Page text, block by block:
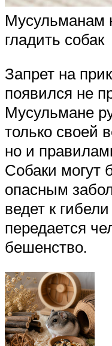
Мусульманам
гладить собак
Запрет на
появился не
Мусульмане
только своей
но и
Собаки могут
опасным
ведет к
передается
бешенство.